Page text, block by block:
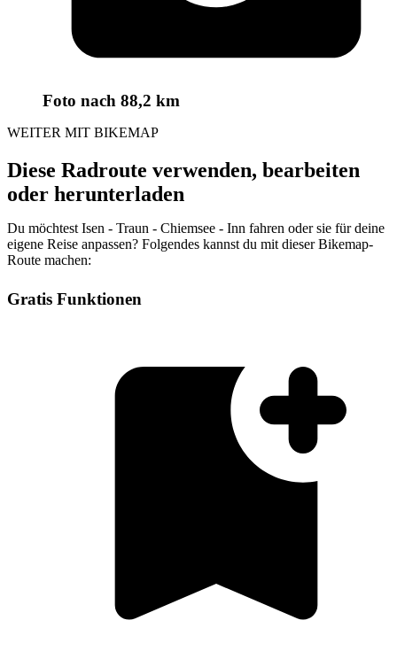
Foto nach 88,2 km
WEITER MIT BIKEMAP
Diese Radroute verwenden, bearbeiten
oder herunterladen
Du möchtest Isen - Traun - Chiemsee - Inn fahren oder sie für deine
eigene Reise anpassen? Folgendes kannst du mit dieser Bikemap-
Route machen:
Gratis Funktionen